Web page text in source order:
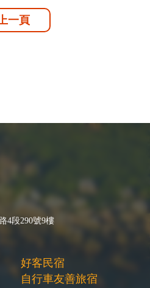
上一頁
4段290號9樓
好客民宿
自行車友善旅宿